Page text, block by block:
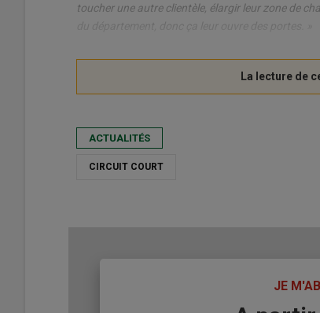
toucher une autre clientèle, élargir leur zone de
ACTUALITÉS
CIRCUIT COURT
JE